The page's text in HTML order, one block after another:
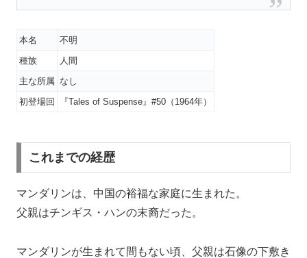
本名
不明
種族
人間
主な所属 なし
初登場回
『Tales of Suspense』#50（1964年）
これまでの経歴
マンダリンは、中国の裕福な家庭に生まれた。
父親はチンギス・ハンの末裔だった。
マンダリンが生まれて間もない頃、父親は石像の下敷き